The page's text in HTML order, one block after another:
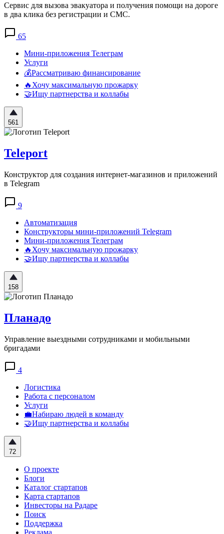
Сервис для вызова эвакуатора и получения помощи на дороге
в два клика без регистрации и СМС.
65
Мини-приложения Телеграм
Услуги
💰Рассматриваю финансирование
🔥Хочу максимальную прожарку
🤝Ищу партнерства и коллабы
561
Teleport
Конструктор для создания интернет-магазинов и приложений
в Telegram
9
Автоматизация
Конструкторы мини-приложений Telegram
Мини-приложения Телеграм
🔥Хочу максимальную прожарку
🤝Ищу партнерства и коллабы
158
Планадо
Управление выездными сотрудниками и мобильными
бригадами
4
Логистика
Работа с персоналом
Услуги
💼Набираю людей в команду
🤝Ищу партнерства и коллабы
72
О проекте
Блоги
Каталог стартапов
Карта стартапов
Инвесторы на Радаре
Поиск
Поддержка
Реклама